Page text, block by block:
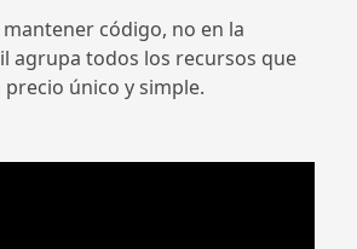
código, no en la
agrupa todos los recursos que
único y simple.